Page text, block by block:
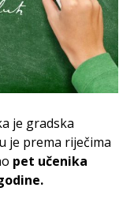
je gradska
je prema riječima
pet učenika